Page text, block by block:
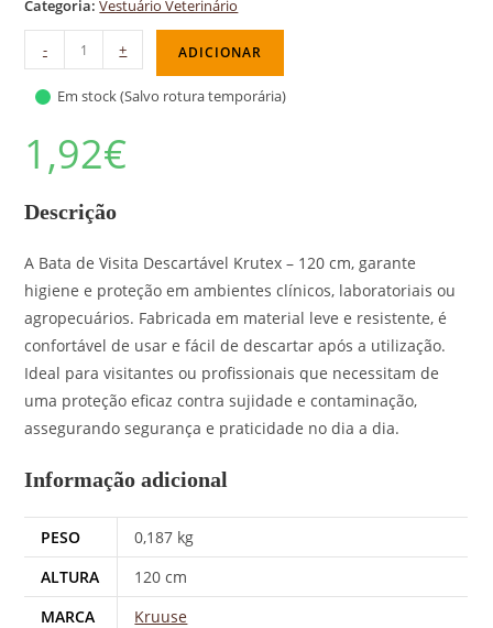
Categoria:Vestuário Veterinário
- + ADICIONAR
Em stock (Salvo rotura temporária)
1,92€
Descrição
A Bata de Visita Descartável Krutex – 120 cm, garante
higiene e proteção em ambientes clínicos, laboratoriais ou
agropecuários. Fabricada em material leve e resistente, é
confortável de usar e fácil de descartar após a utilização.
Ideal para visitantes ou profissionais que necessitam de
uma proteção eficaz contra sujidade e contaminação,
assegurando segurança e praticidade no dia a dia.
Informação adicional
PESO
0,187 kg
ALTURA
120 cm
MARCA
Kruuse